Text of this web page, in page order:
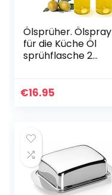
Ölsprüher. Ölspray
für die Küche Öl
sprühflasche 2
Öilspender für
€16.95